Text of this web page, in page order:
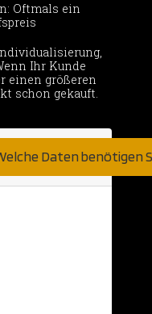
Oftmals ein
Ihr Kunde
einen größeren
schon gekauft.
Daten benötigen